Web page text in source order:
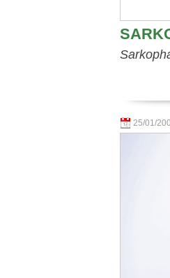
25/01/